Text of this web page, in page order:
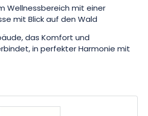
im Angebot enthalten sind.
Unterkunft, Ihre Haustiere gegen
Ausflug, ein
oder einfach nur einen Ort suchen,
Traumhotels verzaubern und buchen
Das Elsass freut sich auf Sie!
Wellnessbereich mit einer
mit Blick auf den Wald
das Komfort und
in perfekter Harmonie mit